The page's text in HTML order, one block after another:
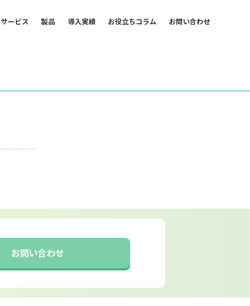
サービス 製品 導入実績 お役立ちコラム お問い合わせ
お問い合わせ